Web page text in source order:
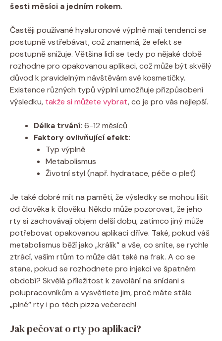
šesti měsíci a jedním rokem.
Častěji používané hyaluronové výplně mají tendenci se
postupně vstřebávat, což znamená, že efekt se
postupně snižuje. Většina lidí se tedy po nějaké době
rozhodne pro opakovanou aplikaci, což může být skvělý
důvod k pravidelným návštěvám své kosmetičky.
Existence různých typů výplní umožňuje přizpůsobení
výsledku, takže si můžete vybrat, co je pro vás nejlepší.
Délka trvání: 6-12 měsíců
Faktory ovlivňující efekt:
Typ výplně
Metabolismus
Životní styl (např. hydratace, péče o pleť)
Je také dobré mít na paměti, že výsledky se mohou lišit
od člověka k člověku. Někdo může pozorovat, že jeho
rty si zachovávají objem delší dobu, zatímco jiný může
potřebovat opakovanou aplikaci dříve. Také, pokud váš
metabolismus běží jako „králík“ a vše, co sníte, se rychle
ztrácí, vaším rtům to může dát také na frak. A co se
stane, pokud se rozhodnete pro injekci ve špatném
období? Skvělá příležitost k zavolání na snídani s
polupracovníkům a vysvětlete jim, proč máte stále
„plné“ rty i po těch pizza večerech!
Jak pečovat o rty po aplikaci?